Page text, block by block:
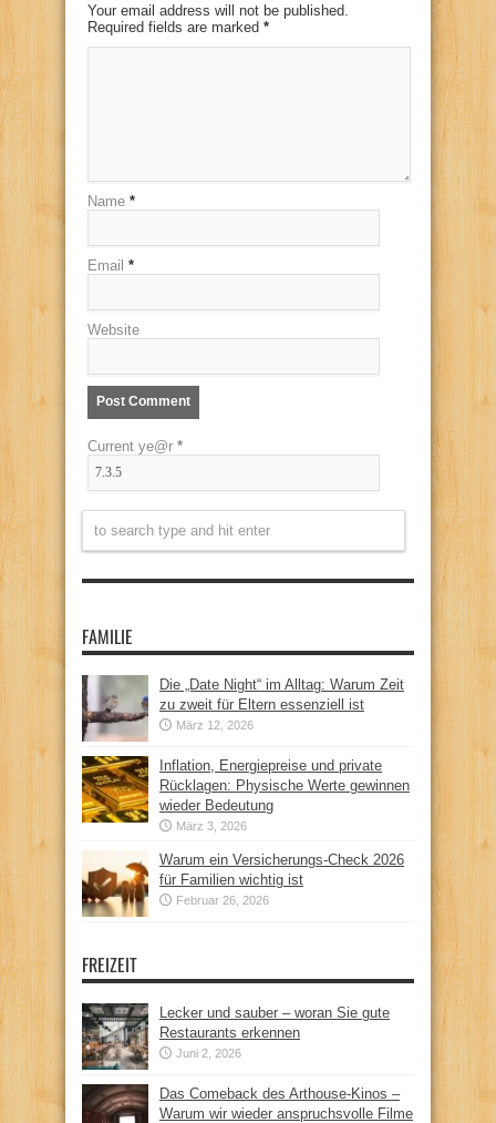
Your email address will not be published.
Required fields are marked *
Name *
Email *
Website
Current ye@r *
FAMILIE
Die „Date Night“ im Alltag: Warum Zeit
zu zweit für Eltern essenziell ist
März 12, 2026
Inflation, Energiepreise und private
Rücklagen: Physische Werte gewinnen
wieder Bedeutung
März 3, 2026
Warum ein Versicherungs-Check 2026
für Familien wichtig ist
Februar 26, 2026
FREIZEIT
Lecker und sauber – woran Sie gute
Restaurants erkennen
Juni 2, 2026
Das Comeback des Arthouse-Kinos –
Warum wir wieder anspruchsvolle Filme